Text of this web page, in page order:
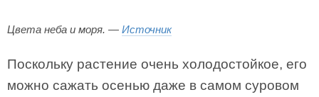
Цвета неба и моря. — Источник
Поскольку растение очень холодостойкое, его
можно сажать осенью даже в самом суровом